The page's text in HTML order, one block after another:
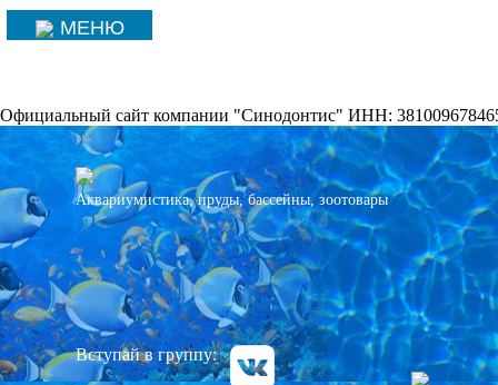
МЕНЮ
Официальный сайт компании "Синодонтис" ИНН:
Аквариумистика, пруды, бассейны, зоотовары
Вступай в группу: